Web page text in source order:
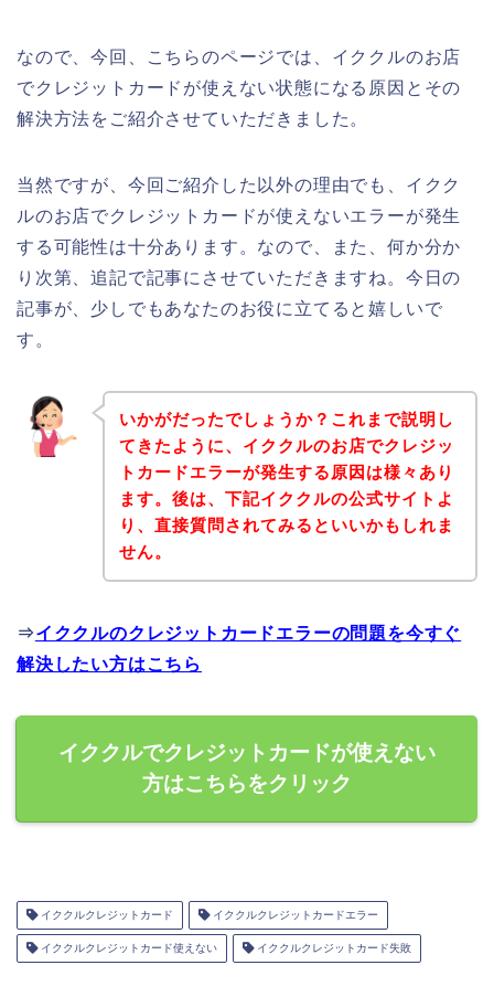
なので、今回、こちらのページでは、イククルのお店
でクレジットカードが使えない状態になる原因とその
解決方法をご紹介させていただきました。
当然ですが、今回ご紹介した以外の理由でも、イクク
ルのお店でクレジットカードが使えないエラーが発生
する可能性は十分あります。なので、また、何か分か
り次第、追記で記事にさせていただきますね。今日の
記事が、少しでもあなたのお役に立てると嬉しいで
す。
いかがだったでしょうか？これまで説明し
てきたように、イククルのお店でクレジッ
トカードエラーが発生する原因は様々あり
ます。後は、下記イククルの公式サイトよ
り、直接質問されてみるといいかもしれま
せん。
⇒イククルのクレジットカードエラーの問題を今すぐ
解決したい方はこちら
イククルでクレジットカードが使えない
方はこちらをクリック
イククルクレジットカード イククルクレジットカードエラー
イククルクレジットカード使えない イククルクレジットカード失敗